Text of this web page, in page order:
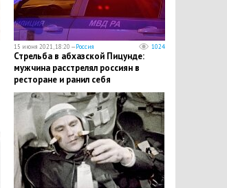
15 июня 2021, 18:20 —Россия 1024
Стрельба в абхазской Пицунде:
мужчина расстрелял россиян в
ресторане и ранил себя